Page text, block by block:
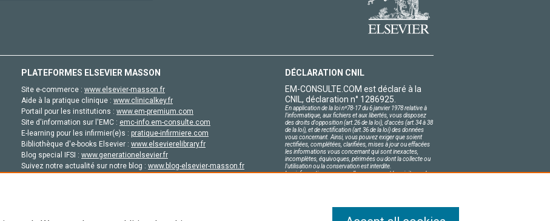
PLATEFORMES ELSEVIER MASSON
Site e-commerce : www.elsevier-masson.fr
Aide à la pratique clinique : www.clinicalkey.fr
Portail pour les institutions : www.em-premium.com
Site d'information sur l'EMC : emc-info.em-consulte.com
E-learning pour les infirmier(e)s : pratique-infirmiere.com
Bibliothèque d'e-books Elsevier : www.elsevierelibrary.fr
Blog special IFSI : www.generationelsevier.fr
Suivez notre actualité sur notre blog : www.blog-elsevier-masson.fr
DÉCLARATION CNIL
EM-CONSULTE.COM est déclaré à la
CNIL, déclaration n° 1286925.
En application de la loi nº78-17 du 6 janvier 1978 relative à
l'informatique, aux fichiers et aux libertés, vous disposez
des droits d'opposition (art.26 de la loi), d'accès (art.34 à 38
de la loi), et de rectification (art.36 de la loi) des données
vous concernant. Ainsi, vous pouvez exiger que soient
rectifiées, complétées, clarifiées, mises à jour ou effacées
les informations vous concernant qui sont inexactes,
incomplètes, équivoques, périmées ou dont la collecte ou
l'utilisation ou la conservation est interdite.
Les informations personnelles concernant les visiteurs de